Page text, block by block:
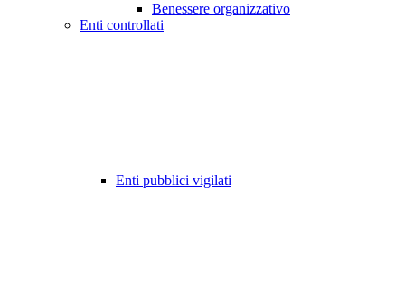
Benessere organizzativo
Enti controllati
Enti pubblici vigilati